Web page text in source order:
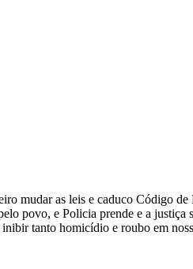
mudar as leis e caduco Código de
povo, e Policia prende e a
tanto homicídio e roubo em